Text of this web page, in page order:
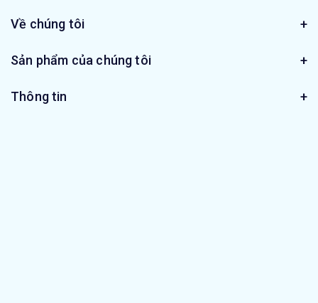
Về chúng tôi
Sản phẩm của chúng tôi
Thông tin